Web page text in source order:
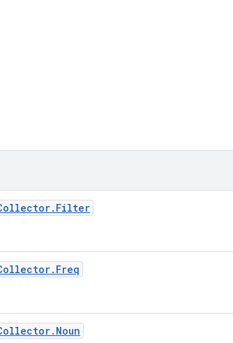
. Filter
. Freq
. Noun